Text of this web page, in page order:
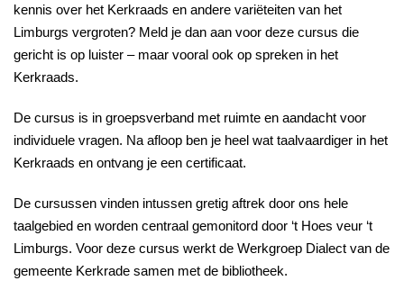
kennis over het Kerkraads en andere variëteiten van het
Limburgs vergroten? Meld je dan aan voor deze cursus die
gericht is op luister – maar vooral ook op spreken in het
Kerkraads.
De cursus is in groepsverband met ruimte en aandacht voor
individuele vragen. Na afloop ben je heel wat taalvaardiger in het
Kerkraads en ontvang je een certificaat.
De cursussen vinden intussen gretig aftrek door ons hele
taalgebied en worden centraal gemonitord door ‘t Hoes veur ‘t
Limburgs. Voor deze cursus werkt de Werkgroep Dialect van de
gemeente Kerkrade samen met de bibliotheek.